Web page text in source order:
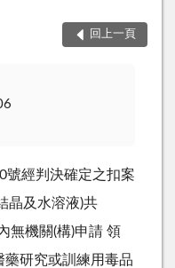
回上一頁
號經判決確定之扣案
晶及水溶液)共
無機關(構)申請 領
藥研究或訓練用毒品